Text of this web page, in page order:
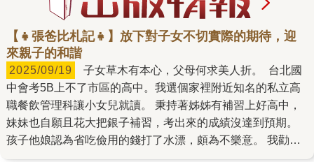
【👧張爸比札記👧】放下對子女不切實際的期待，迎
來親子的和諧
2025/09/19
中會考5B上不了市區的高中。我選個家裡附近知名的私立高
職餐飲管理科讓小女兒就讀。 秉持著姊姊有補習上好高中，
妹妹也自願且花大把銀子補習，考出來的成績沒達到預期。
孩子他娘認為省吃儉用的錢打了水漂，頗為不樂意。 我勸慰